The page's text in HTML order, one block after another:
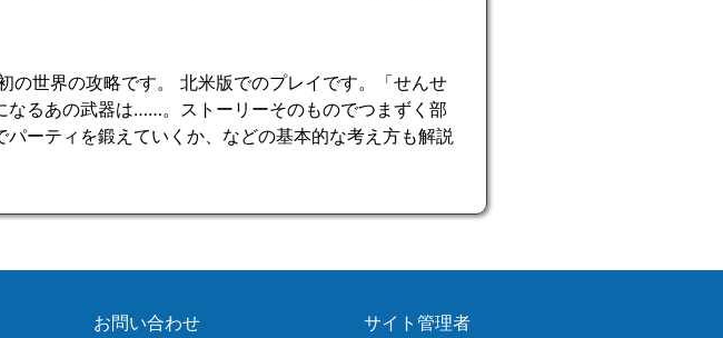
の世界の攻略です。 北米版でのプレイです。「せんせ
なるあの武器は……。ストーリーそのものでつまずく部
ーティを鍛えていくか、などの基本的な考え方も解説
お問い合わせ サイト管理者